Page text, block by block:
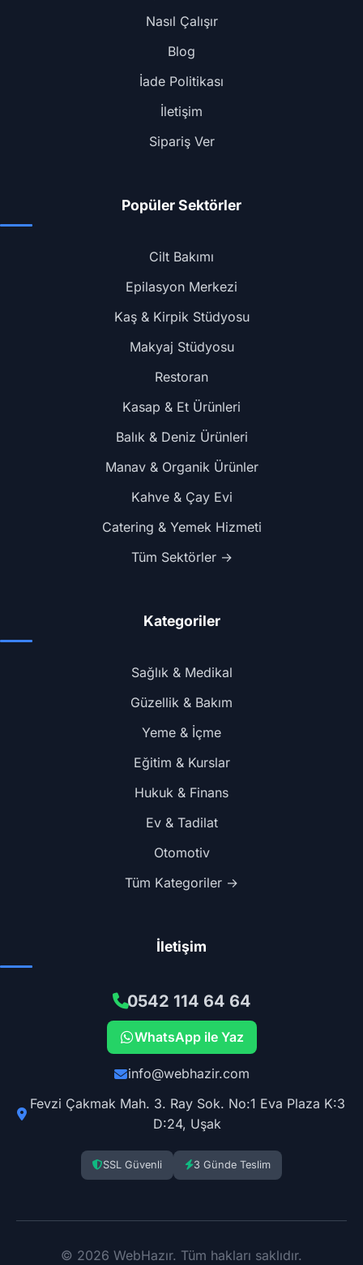
Nasıl Çalışır
Blog
İade Politikası
İletişim
Sipariş Ver
Popüler Sektörler
Cilt Bakımı
Epilasyon Merkezi
Kaş & Kirpik Stüdyosu
Makyaj Stüdyosu
Restoran
Kasap & Et Ürünleri
Balık & Deniz Ürünleri
Manav & Organik Ürünler
Kahve & Çay Evi
Catering & Yemek Hizmeti
Tüm Sektörler →
Kategoriler
Sağlık & Medikal
Güzellik & Bakım
Yeme & İçme
Eğitim & Kurslar
Hukuk & Finans
Ev & Tadilat
Otomotiv
Tüm Kategoriler →
İletişim
0542 114 64 64
WhatsApp ile Yaz
info@webhazir.com
Fevzi Çakmak Mah. 3. Ray Sok. No:1 Eva Plaza K:3
D:24, Uşak
SSL Güvenli 3 Günde Teslim
© 2026 WebHazır. Tüm hakları saklıdır.